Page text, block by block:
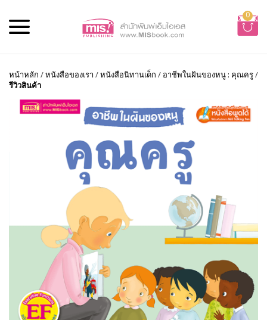
0
หน้าหลัก /หนังสือของเรา /หนังสือนิทานเด็ก / อาชีพในฝันของหนู : คุณครู/
รีวิวสินค้า